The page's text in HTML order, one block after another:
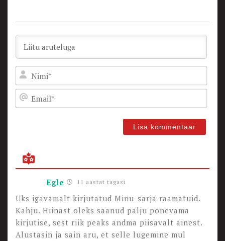
Egle 11 aastat tagasi
Üks igavamalt kirjutatud Minu-sarja raamatuid.
Kahju. Hiinast oleks saanud palju põnevama
kirjutise, sest riik peaks andma piisavalt ainest.
Alustasin ja sain aru, et selle lugemine mul